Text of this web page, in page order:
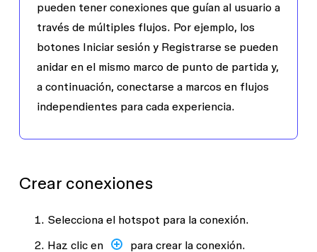
pueden tener conexiones que guían al usuario a
través de múltiples flujos. Por ejemplo, los
botones Iniciar sesióny Registrarsese pueden
anidar en el mismo marco de punto de partida y,
a continuación, conectarse a marcos en flujos
independientes para cada experiencia.
Crear conexiones
Selecciona el hotspot para la conexión.
Haz clic en
para crear la conexión.